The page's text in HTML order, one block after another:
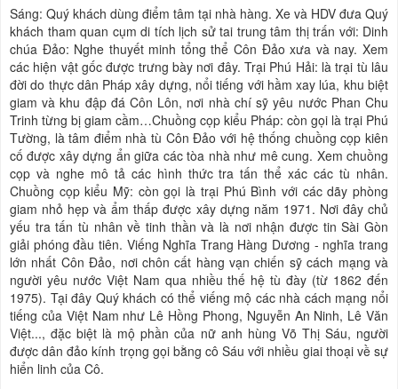
Sáng: Quý khách dùng điểm tâm tại nhà hàng. Xe và HDV đưa Quý
khách tham quan cụm di tích lịch sử tai trung tâm thị trấn với: Dinh
chúa Đảo: Nghe thuyết minh tổng thể Côn Đảo xưa và nay. Xem
các hiện vật gốc được trưng bày nơi đây. Trại Phú Hải: là trại tù lâu
đời do thực dân Pháp xây dựng, nổi tiếng với hầm xay lúa, khu biệt
giam và khu đập đá Côn Lôn, nơi nhà chí sỹ yêu nước Phan Chu
Trinh từng bị giam cầm…Chuồng cọp kiểu Pháp: còn gọi là trại Phú
Tường, là tâm điểm nhà tù Côn Đảo với hệ thống chuồng cọp kiên
cố được xây dựng ẩn giữa các tòa nhà như mê cung. Xem chuồng
cọp và nghe mô tả các hình thức tra tấn thể xác các tù nhân.
Chuồng cọp kiểu Mỹ: còn gọi là trại Phú Bình với các dãy phòng
giam nhỏ hẹp và ẩm thấp được xây dựng năm 1971. Nơi đây chủ
yếu tra tấn tù nhân về tinh thần và là nơi nhận được tin Sài Gòn
giải phóng đầu tiên. Viếng Nghĩa Trang Hàng Dương - nghĩa trang
lớn nhất Côn Đảo, nơi chôn cất hàng vạn chiến sỹ cách mạng và
người yêu nước Việt Nam qua nhiều thế hệ tù đày (từ 1862 đến
1975). Tại đây Quý khách có thể viếng mộ các nhà cách mạng nổi
tiếng của Việt Nam như Lê Hồng Phong, Nguyễn An Ninh, Lê Văn
Việt..., đặc biệt là mộ phần của nữ anh hùng Võ Thị Sáu, người
được dân đảo kính trọng gọi bằng cô Sáu với nhiều giai thoại về sự
hiển linh của Cô.